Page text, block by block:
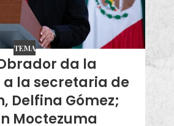
TEMA
da la
la secretaria de
Delfina Gómez;
Moctezuma